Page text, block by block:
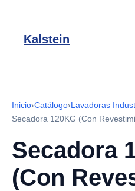
Kalstein
Inicio›Catálogo›Lavadoras
Secadora 120KG (Con
Secadora
(Con